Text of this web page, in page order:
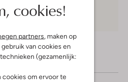
cookies!
partners , maken op
van cookies en
(gezamenlijk:
cookies om ervoor te
Klarna